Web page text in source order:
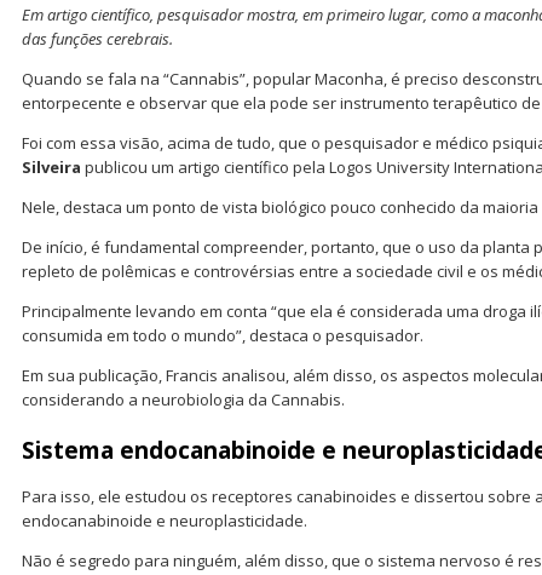
Em artigo científico, pesquisador mostra, em primeiro lugar, como a
das funções cerebrais.
Quando se fala na “Cannabis”, popular Maconha, é preciso
entorpecente e observar que ela pode ser instrumento terapêutico
Foi com essa visão, acima de tudo, que o pesquisador e médico
Silveira publicou um artigo científico pela Logos University
Nele, destaca um ponto de vista biológico pouco conhecido da
De início, é fundamental compreender, portanto, que o uso da planta
repleto de polêmicas e controvérsias entre a sociedade civil e os
Principalmente levando em conta “que ela é considerada uma droga
consumida em todo o mundo”, destaca o pesquisador.
Em sua publicação, Francis analisou, além disso, os aspectos
considerando a neurobiologia da Cannabis.
Sistema endocanabinoide e
Para isso, ele estudou os receptores canabinoides e dissertou sobre
endocanabinoide e neuroplasticidade.
Não é segredo para ninguém, além disso, que o sistema nervoso é